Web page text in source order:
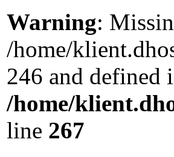
Warning:
/home/
246 and defined
/home/
line 267